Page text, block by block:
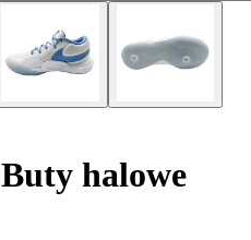
Buty halowe